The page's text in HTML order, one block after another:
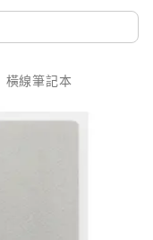
橫線筆記本